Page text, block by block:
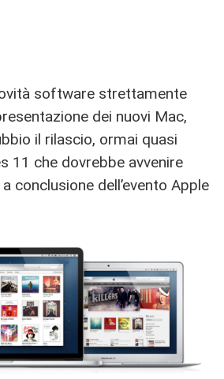
software strettamente
dei nuovi Mac,
il rilascio, ormai quasi
11 che dovrebbe avvenire
conclusione dell’evento Apple